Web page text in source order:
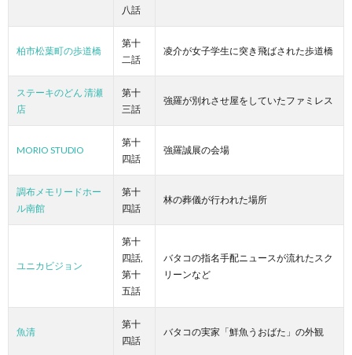
八話
柏市松葉町の歩道橋
第十
二話
凌介が女子学生に突き飛ばされた歩道橋
ステーキのどん 清瀬
店
第十
三話
強羅が別れさせ屋をしていたファミレス
MORIO STUDIO
第十
四話
強羅誠展の会場
調布メモリードホー
ル南館
第十
四話
林の葬儀が行われた場所
ユニカビジョン
第十
四話,
第十
五話
バタコの指名手配ニュースが流れたスク
リーンなど
魚清
第十
四話
バタコの実家「鮮魚うおばた」の外観